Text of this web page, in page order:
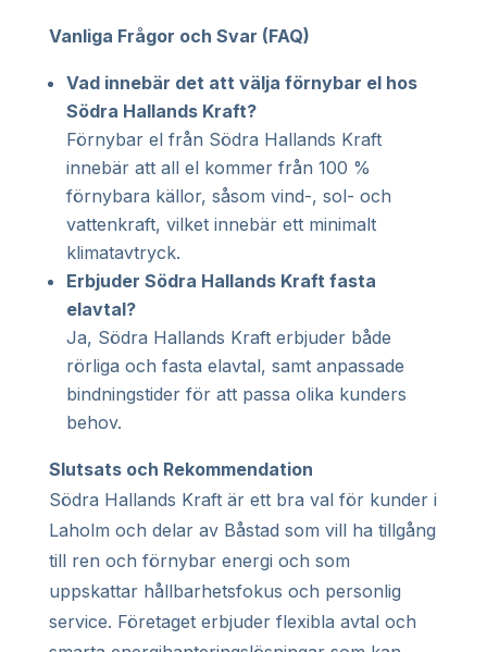
Vanliga Frågor och Svar (FAQ)
Vad innebär det att välja förnybar el hos
Södra Hallands Kraft?
Förnybar el från Södra Hallands Kraft
innebär att all el kommer från 100 %
förnybara källor, såsom vind-, sol- och
vattenkraft, vilket innebär ett minimalt
klimatavtryck.
Erbjuder Södra Hallands Kraft fasta
elavtal?
Ja, Södra Hallands Kraft erbjuder både
rörliga och fasta elavtal, samt anpassade
bindningstider för att passa olika kunders
behov.
Slutsats och Rekommendation
Södra Hallands Kraft är ett bra val för kunder i
Laholm och delar av Båstad som vill ha tillgång
till ren och förnybar energi och som
uppskattar hållbarhetsfokus och personlig
service. Företaget erbjuder flexibla avtal och